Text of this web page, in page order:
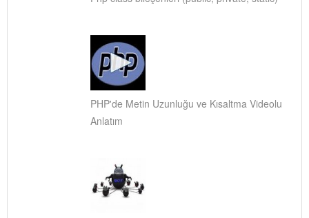
PHP'de Metin Uzunluğu ve Kısaltma Videolu
Anlatım